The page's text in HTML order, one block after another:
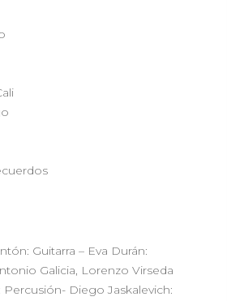
Guitarra – Eva Durán:
Galicia, Lorenzo Virseda
Percusión- Diego Jaskalevich: